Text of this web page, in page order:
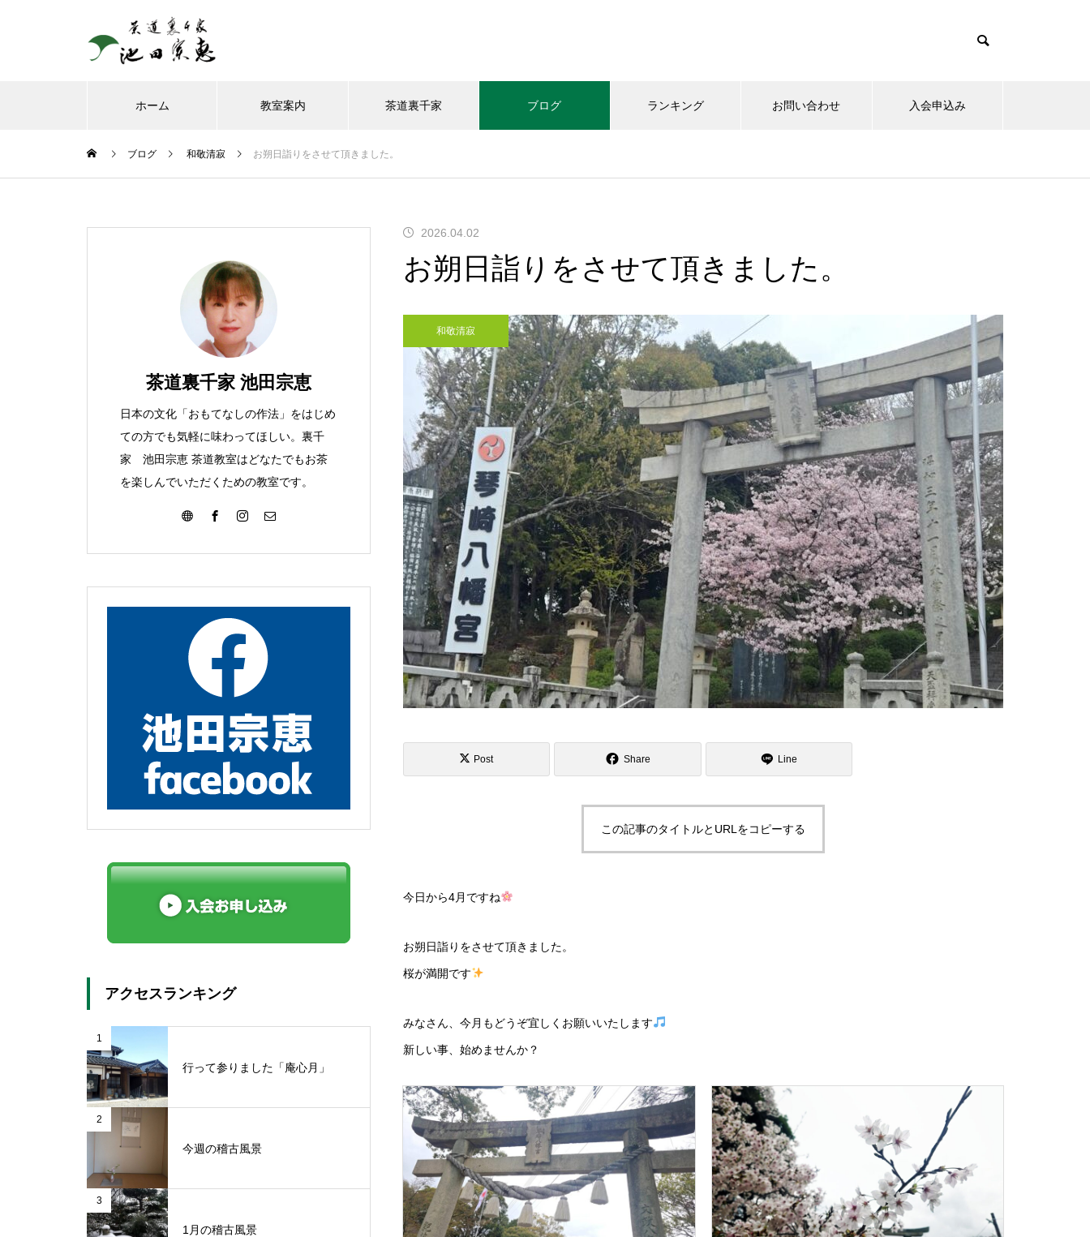
ホーム 教室案内 茶道裏千家 ブログ ランキング お問い合わせ 入会申込み
8月、お朔日詣りをさせて頂き
お榊のお水をかえてたら、見て
みて
こんな葉っぱ見つけまし
た
「おうちカフェありがと｣さん
へ行ってきました
魯山人展に行ってまいりました
風の強い5月の始まりですね
15日のお詣りをさせて頂きまし
た
俺クラマチネへ
2月 大炉の季節になりました
ブログ 和敬清寂 お朔日詣りをさせて頂きました。
2026.04.02
お朔日詣りをさせて頂きました。
和敬清寂
Post Share Line
この記事のタイトルとURLをコピーする
今日から4月ですね
お朔日詣りをさせて頂きました。
桜が満開です
みなさん、今月もどうぞ宜しくお願いいたします
新しい事、始めませんか？
茶道裏千家 池田宗恵
日本の文化「おもてなしの作法」をはじめ
ての方でも気軽に味わってほしい。裏千
家 池田宗恵 茶道教室はどなたでもお茶
を楽しんでいただくための教室です。
アクセスランキング
1
行って参りました「庵心月」
2
今週の稽古風景
3
1月の稽古風景